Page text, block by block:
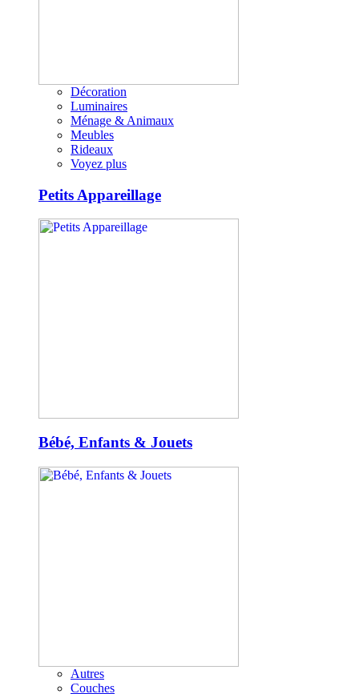
Décoration
Luminaires
Ménage & Animaux
Meubles
Rideaux
Voyez plus
Petits Appareillage
Bébé, Enfants & Jouets
Autres
Couches